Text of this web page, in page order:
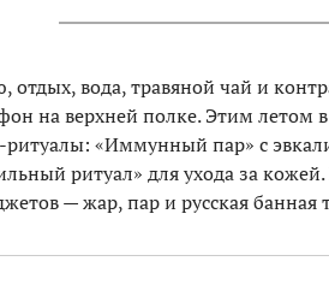
отдых, вода, травяной чай и
на верхней полке. Этим летом
ритуалы: «Иммунный пар» с
ритуал» для ухода за
— жар, пар и русская банная